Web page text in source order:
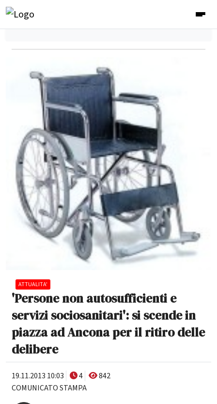
ATTUALITA'
'Persone non autosufficienti e
servizi sociosanitari': si scende in
piazza ad Ancona per il ritiro delle
delibere
19.11.2013 10:03 4
842
COMUNICATO STAMPA